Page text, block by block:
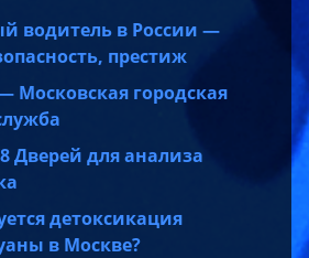
водитель в России —
престиж
Московская городская
Дверей для анализа
детоксикация
в Москве?